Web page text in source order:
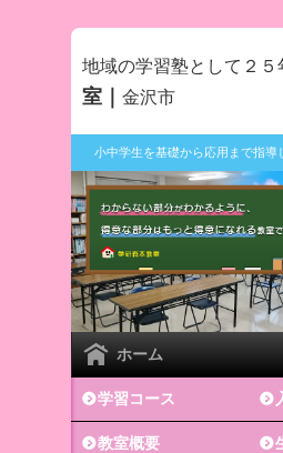
地域の学習塾として２
室｜ 金沢市
小中学生を基礎から応用まで指導
ホーム
学習コース
教室概要